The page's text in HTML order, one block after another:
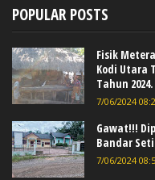
POPULAR POSTS
Fisik
Kodi Utara
Tahun 2024.
7/06/2024
Gawat!!!
Bandar
7/06/2024